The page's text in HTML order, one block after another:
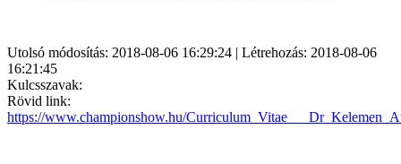
Utolsó módosítás: 2018-08-06 16:29:24 | Létrehozás: 2018-08-06
16:21:45
Kulcsszavak:
Rövid link:
https://www.championshow.hu/